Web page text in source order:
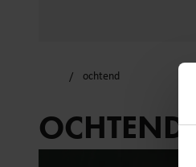
ochtend
OCHTEND